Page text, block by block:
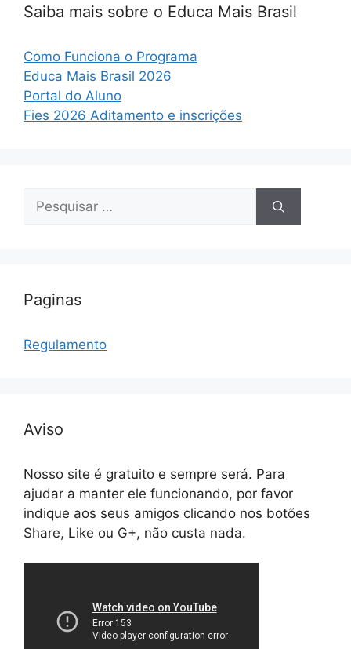
Saiba mais sobre o Educa Mais Brasil
Como Funciona o Programa
Educa Mais Brasil 2026
Portal do Aluno
Fies 2026 Aditamento e inscrições
Pesquisar
Paginas
Regulamento
Aviso
Nosso site é gratuito e sempre será. Para
ajudar a manter ele funcionando, por favor
indique aos seus amigos clicando nos botões
Share, Like ou G+, não custa nada.